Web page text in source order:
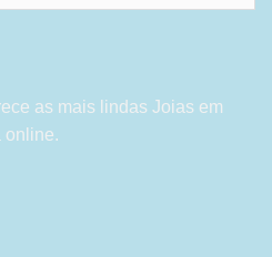
as mais lindas Joias em
online.